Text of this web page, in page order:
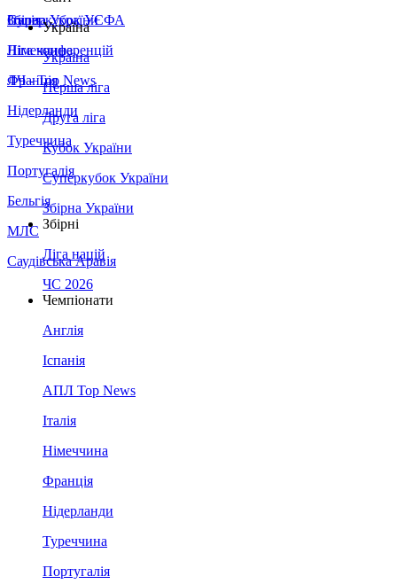
Збірна України
Італія
Німеччина
Франція
Нідерланди
Туреччина
Португалія
Бельгія
МЛС
Саудівська Аравія
Суперкубок УЄФА
Ліга конференцій
ЛЧ - Top News
Україна
Україна
Перша ліга
Друга ліга
Кубок України
Суперкубок України
Збірна України
Збірні
Ліга націй
ЧС 2026
Чемпіонати
Англія
Іспанія
АПЛ Top News
Італія
Німеччина
Франція
Нідерланди
Туреччина
Португалія